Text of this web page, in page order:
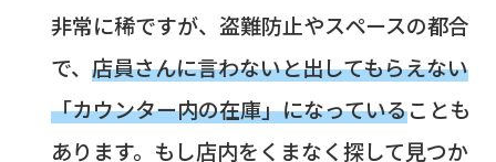
非常に稀ですが、盗難防止やスペースの都合
で、 店員さんに言わないと出してもらえない
「カウンター内の在庫」になっていることも
あります。もし店内をくまなく探して見つか